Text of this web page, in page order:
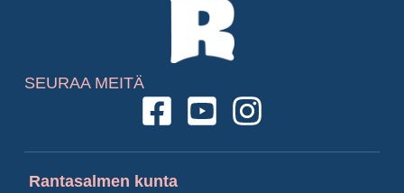
Rantasalmen kunta
SEURAA MEITÄ